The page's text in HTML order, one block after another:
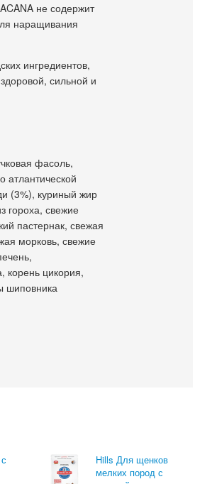
не содержит
наращивания
ингредиентов,
сильной и
фасоль,
атлантической
(3%), куриный жир
гороха, свежие
пастернак, свежая
морковь, свежие
корень цикория,
шиповника
Hills Для щенков
мелких пород с